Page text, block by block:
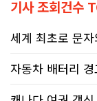
기사 조회건수